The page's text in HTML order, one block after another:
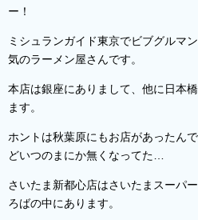
ー！
ミシュランガイド東京でビブグルマ
気のラーメン屋さんです。
本店は銀座にありまして、他に日本
ます。
ホントは秋葉原にもお店があったん
どいつのまにか無くなってた…
さいたま新都心店はさいたまスーパ
ろばの中にあります。